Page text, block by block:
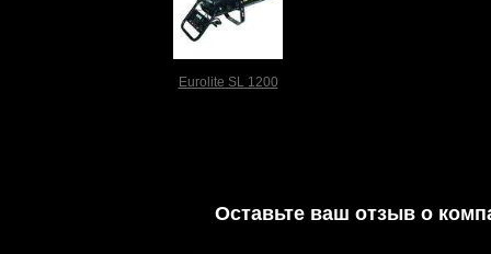
Eurolite SL 1200
Оставьте ваш отзыв о